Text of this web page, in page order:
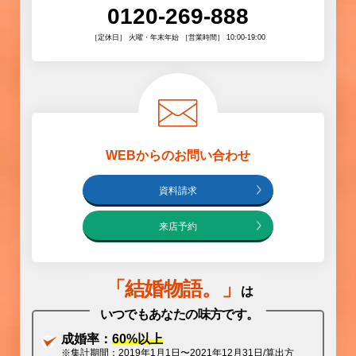
0120-269-888
［定休日］ 火曜・年末年始 ［営業時間］ 10:00-19:00
WEBからのお問い合わせ
資料請求
来店予約
「 結婚物語。」
は
いつでもあなたの味方です。
成婚率： 60%以上
※集計期間：2019年1月1日〜2021年12月31日/算出方